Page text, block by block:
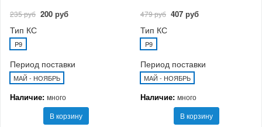
235 руб 200 руб
Тип КС
P9
Период поставки
МАЙ - НОЯБРЬ
Наличие: много
В корзину
479 руб 407 руб
Тип КС
P9
Период поставки
МАЙ - НОЯБРЬ
Наличие: много
В корзину